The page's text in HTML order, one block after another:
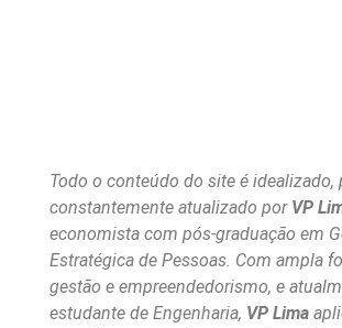
Todo o conteúdo do site é idealizado,
constantemente atualizado por VP
economista com pós-graduação em
Estratégica de Pessoas. Com ampla
gestão e empreendedorismo, e
estudante de Engenharia, VP Lima